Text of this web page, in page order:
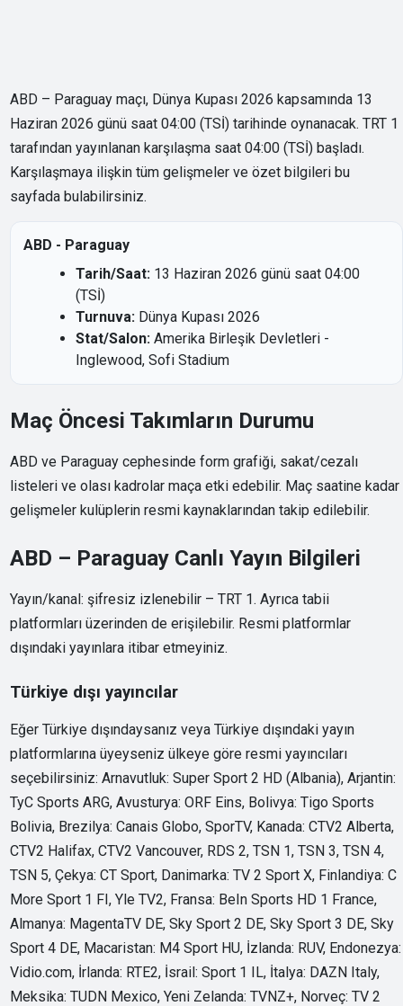
ABD – Paraguay maçı, Dünya Kupası 2026 kapsamında 13
Haziran 2026 günü saat 04:00 (TSİ) tarihinde oynanacak. TRT 1
tarafından yayınlanan karşılaşma saat 04:00 (TSİ) başladı.
Karşılaşmaya ilişkin tüm gelişmeler ve özet bilgileri bu
sayfada bulabilirsiniz.
ABD - Paraguay
Tarih/Saat: 13 Haziran 2026 günü saat 04:00
(TSİ)
Turnuva: Dünya Kupası 2026
Stat/Salon: Amerika Birleşik Devletleri -
Inglewood, Sofi Stadium
Maç Öncesi Takımların Durumu
ABD ve Paraguay cephesinde form grafiği, sakat/cezalı
listeleri ve olası kadrolar maça etki edebilir. Maç saatine kadar
gelişmeler kulüplerin resmi kaynaklarından takip edilebilir.
ABD – Paraguay Canlı Yayın Bilgileri
Yayın/kanal: şifresiz izlenebilir – TRT 1. Ayrıca tabii
platformları üzerinden de erişilebilir. Resmi platformlar
dışındaki yayınlara itibar etmeyiniz.
Türkiye dışı yayıncılar
Eğer Türkiye dışındaysanız veya Türkiye dışındaki yayın
platformlarına üyeyseniz ülkeye göre resmi yayıncıları
seçebilirsiniz: Arnavutluk: Super Sport 2 HD (Albania), Arjantin:
TyC Sports ARG, Avusturya: ORF Eins, Bolivya: Tigo Sports
Bolivia, Brezilya: Canais Globo, SporTV, Kanada: CTV2 Alberta,
CTV2 Halifax, CTV2 Vancouver, RDS 2, TSN 1, TSN 3, TSN 4,
TSN 5, Çekya: CT Sport, Danimarka: TV 2 Sport X, Finlandiya: C
More Sport 1 FI, Yle TV2, Fransa: BeIn Sports HD 1 France,
Almanya: MagentaTV DE, Sky Sport 2 DE, Sky Sport 3 DE, Sky
Sport 4 DE, Macaristan: M4 Sport HU, İzlanda: RUV, Endonezya:
Vidio.com, İrlanda: RTE2, İsrail: Sport 1 IL, İtalya: DAZN Italy,
Meksika: TUDN Mexico, Yeni Zelanda: TVNZ+, Norveç: TV 2